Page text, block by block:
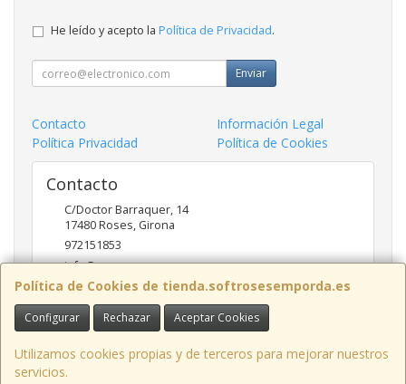
Política de Cookies de tienda.softrosesemporda.es
Configurar Rechazar Aceptar Cookies
Utilizamos cookies propias y de terceros para mejorar nuestros
servicios.
He leído y acepto la Política de Privacidad.
Enviar
Contacto
Información Legal
Política Privacidad
Política de Cookies
Contacto
C/Doctor Barraquer, 14
17480Roses, Girona
972151853
info@ncsroses.com
Horario
Lunes a Viernes 9:30-13:30 y 16:00-19:00